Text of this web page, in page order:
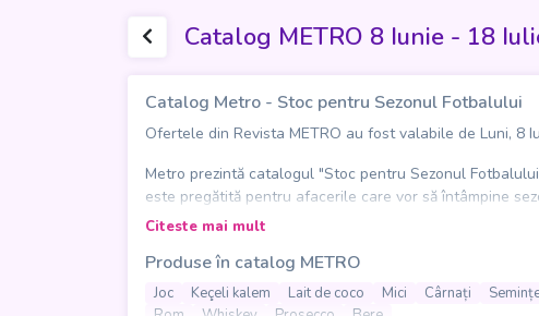
Catalog METRO 8 Iunie - 18
Catalog Metro - Stoc pentru Sezonul Fotbalului
Ofertele din Revista METRO au fost valabile de Luni, 8
Metro prezintă catalogul "Stoc pentru Sezonul
este pregătită pentru afacerile care vor să întâmpine
este completată de bere, prosecco, rom, whisky și
Catalogul Metro îi ajută pe profesioniști să organizeze
Citeste mai mult
Produse în catalog METRO
Joc Keçeli kalem Lait de coco Mici Cârnați